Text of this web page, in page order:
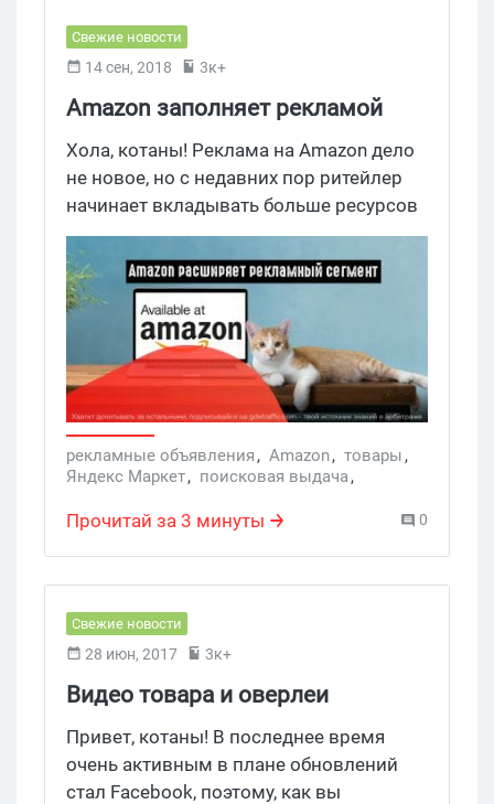
Свежие новости
14 сен, 2018 3к+
Amazon заполняет рекламой
первую страницу с выдачей
товаров
Хола, котаны! Реклама на Amazon дело
не новое, но с недавних пор ритейлер
начинает вкладывать больше ресурсов
в развитие рекламного сегмента.
Теперь спонсируемые объявления
заполонили значительную часть
главной страницы выдачи при
разнообразных запросах.
рекламные объявления, Amazon, товары,
Яндекс Маркет, поисковая выдача,
Прочитай за 3 минуты 0
Свежие новости
28 июн, 2017 3к+
Видео товара и оверлеи
привлекут новых покупателей в
FB
Привет, котаны! В последнее время
очень активным в плане обновлений
стал Facebook, поэтому, как вы